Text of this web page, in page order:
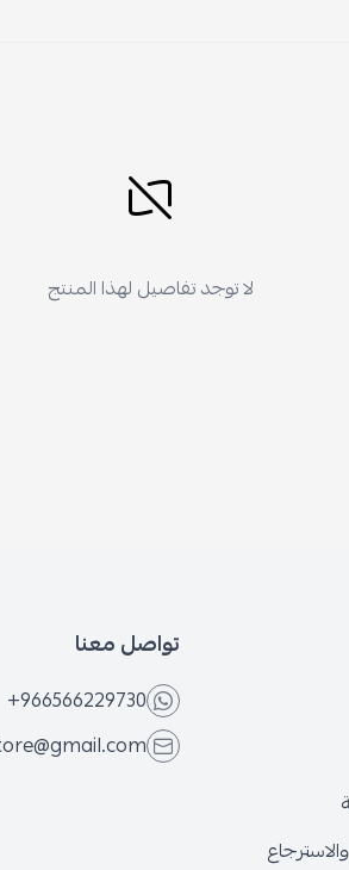
لا توجد تفاصيل لهذا المنتج
تواصل معنا
+966566229730